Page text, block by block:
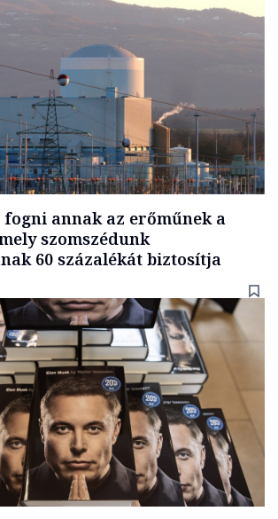
annak az erőműnek a
szomszédunk
60 százalékát biztosítja